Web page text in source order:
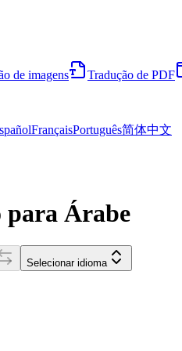
de imagens Tradução de PDF
FrançaisPortuguês简体中文
para Árabe
Selecionar idioma